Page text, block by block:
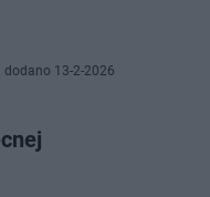
dodano 13-2-2026